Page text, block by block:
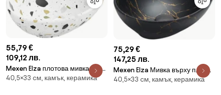
55,79 €
109,12 лв.
Mexen Elza плотова мивка 40 x
33 см, бял теразо камък -
40,5×33 cм, камък, керамика
75,29 €
147,25 лв.
Mexen Elza Мивка върху плот
40 x 33 см, черен камък -
40,5×33 cм, камък, керамика